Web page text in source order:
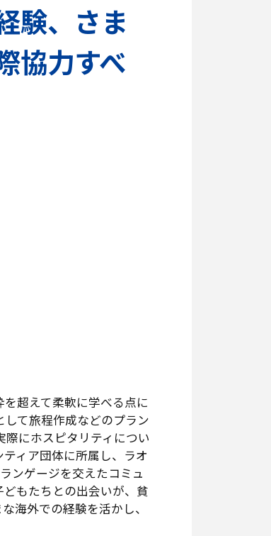
験、さま
協力すべ
超えて柔軟に学べる点に
て旅程作成などのプラン
にホスピタリティについ
ィア団体に所属し、ラオ
ンゲージを交えたコミュ
もたちとの出会いが、貧
海外での経験を活かし、